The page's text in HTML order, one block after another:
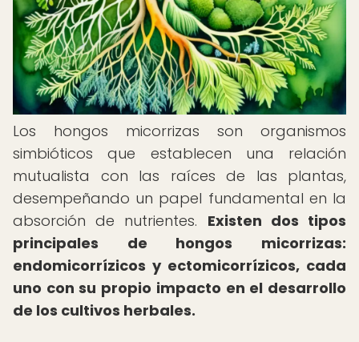
Los hongos micorrizas son organismos
simbióticos que establecen una relación
mutualista con las raíces de las plantas,
desempeñando un papel fundamental en la
absorción de nutrientes. Existen dos tipos
principales de hongos micorrizas:
endomicorrízicos y ectomicorrízicos, cada
uno con su propio impacto en el desarrollo
de los cultivos herbales.